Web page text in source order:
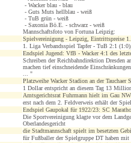
- Wacker blau - blau
- Guts Muts hellblau - weiß
- TuB grün - weiß
- Saxonia Bö.E. - schwarz - weiß
Mannschaftsfoto von Fortuna Leipzig:
Spielvereinigung - Leipzig, Eintrittspreise
1. Liga Verbandsspiel Tapfer - TuB 2:1
Endspiel Jugend: VfB - Wacker 4:1 des
Schreiben der Reichbahndirektion Dresden
machen tief einschneidende
... "
Platzweihe Wacker Stadion an der Tauchaer
1 Dollar entspricht an diesem Tag 13
Amtsgerichtsrat Fuhrmann hielt im Gau
erst nach dem 2. Feldverweis erhält der
Endspiel Gaupokal für 1922/23: SC
Die Sportvereinigung klagte vor dem
Oberlandesgericht
die Stadtmannschaft spielt im besetzten
für Fußballer der Spielgruppe DT haben mit